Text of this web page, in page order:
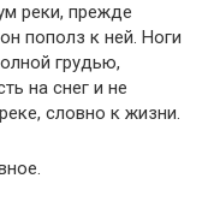
реки, прежде
пополз к ней. Ноги
грудью,
на снег и не
словно к жизни.